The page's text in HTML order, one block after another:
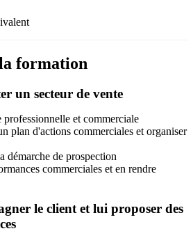
formation
un secteur de vente
et commerciale
plan d'actions commerciales et organiser
démarche de prospection
commerciales et en rendre
le client et lui proposer des